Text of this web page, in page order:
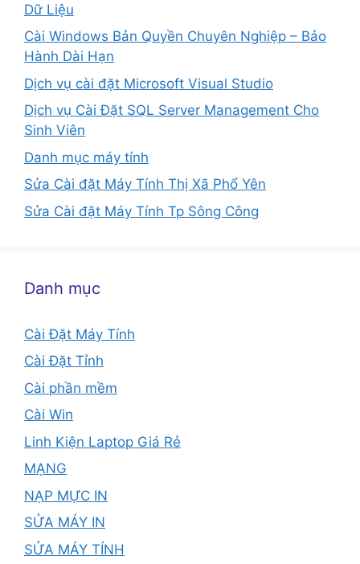
Dữ Liệu
Cài Windows Bản Quyền Chuyên Nghiệp – Bảo
Hành Dài Hạn
Dịch vụ cài đặt Microsoft Visual Studio
Dịch vụ Cài Đặt SQL Server Management Cho
Sinh Viên
Danh mục máy tính
Sửa Cài đặt Máy Tính Thị Xã Phổ Yên
Sửa Cài đặt Máy Tính Tp Sông Công
Danh mục
Cài Đặt Máy Tính
Cài Đặt Tỉnh
Cài phần mềm
Cài Win
Linh Kiện Laptop Giá Rẻ
MẠNG
NẠP MỰC IN
SỬA MÁY IN
SỬA MÁY TÍNH